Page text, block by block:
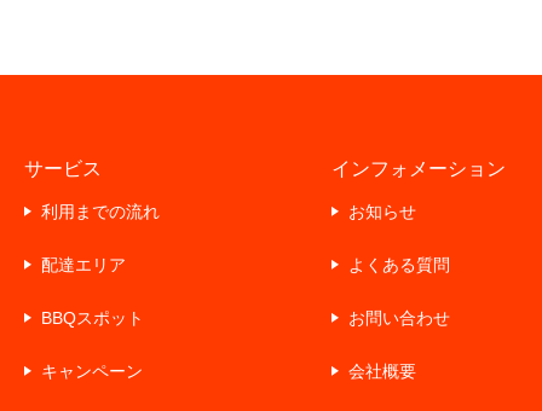
サービス
利用までの流れ
配達エリア
BBQスポット
キャンペーン
インフォメーション
お知らせ
よくある質問
お問い合わせ
会社概要